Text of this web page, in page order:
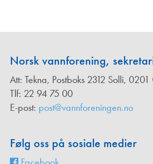
Norsk vannforening,
Att: Tekna, Postboks 2312 Solli, 0201
Tlf: 22 94 75 00
E-post: post@vannforeningen.no
Følg oss på sosiale medier